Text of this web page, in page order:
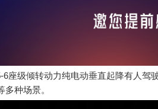
6座级倾转动力纯电动垂直起降有人驾
种场景。